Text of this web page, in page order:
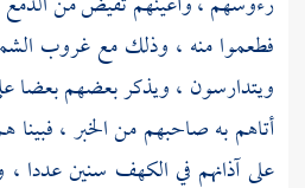
فطعموا منه ، وذلك مع غروب
ويتدارسون ، ويذكر بعضهم بعضا
أتاهم به صاحبهم من الخبر ،
على آذانهم في الكهف سنين عددا